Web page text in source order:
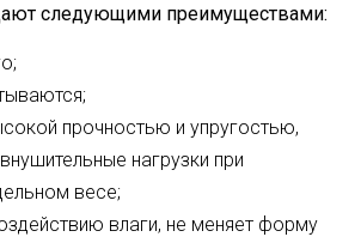
следующими преимуществами:
прочностью и упругостью,
нагрузки при
весе;
влаги, не меняет форму